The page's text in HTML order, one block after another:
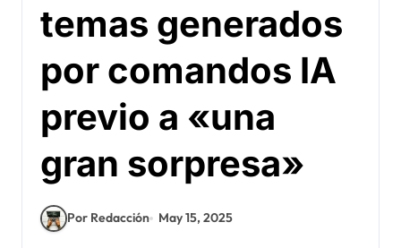
temas generados
por comandos IA
previo a «una
gran sorpresa»
Por Redacción May 15, 2025